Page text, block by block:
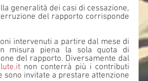
generalità dei casi di cessazione,
del rapporto corrisponde
intervenuti a partire dal mese di
misura piena la sola quota di
del rapporto. Diversamente dal
non conterrà più i contributi
sono invitate a prestare attenzione